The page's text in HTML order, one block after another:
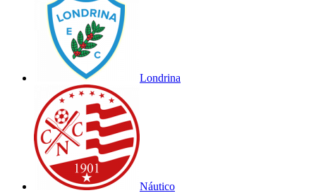
Londrina
Náutico